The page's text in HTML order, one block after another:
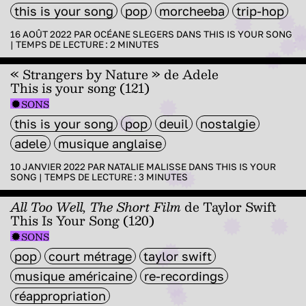
this is your song pop morcheeba trip-hop
16 AOÛT 2022 PAROCÉANE SLEGERS DANS THIS IS YOUR SONG
| TEMPS DE LECTURE : 2 MINUTES
« Strangers by Nature » de Adele
This is your song (121)
SONS
this is your song pop deuil
nostalgie
adele
musique anglaise
10 JANVIER 2022 PAR NATALIE MALISSE DANS THIS IS YOUR
SONG | TEMPS DE LECTURE : 3 MINUTES
All Too Well, The Short Film de Taylor Swift
This Is Your Song (120)
SONS
pop court métrage
taylor swift
musique américaine
re-recordings
réappropriation